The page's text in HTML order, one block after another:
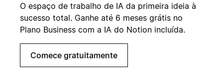
O espaço de trabalho de IA da primeira ideia à
sucesso total. Ganhe até 6 meses grátis no
Plano Business com a IA do Notion incluída.
Comece gratuitamente